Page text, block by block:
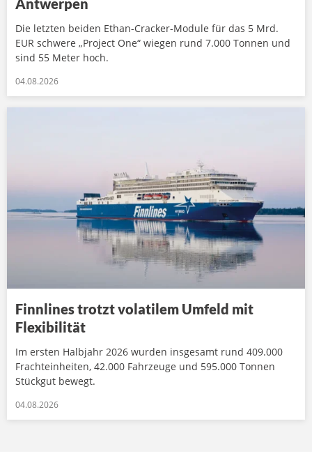
Antwerpen
Die letzten beiden Ethan-Cracker-Module für das 5 Mrd.
EUR schwere „Project One“ wiegen rund 7.000 Tonnen und
sind 55 Meter hoch.
04.08.2026
Finnlines trotzt volatilem Umfeld mit
Flexibilität
Im ersten Halbjahr 2026 wurden insgesamt rund 409.000
Frachteinheiten, 42.000 Fahrzeuge und 595.000 Tonnen
Stückgut bewegt.
04.08.2026